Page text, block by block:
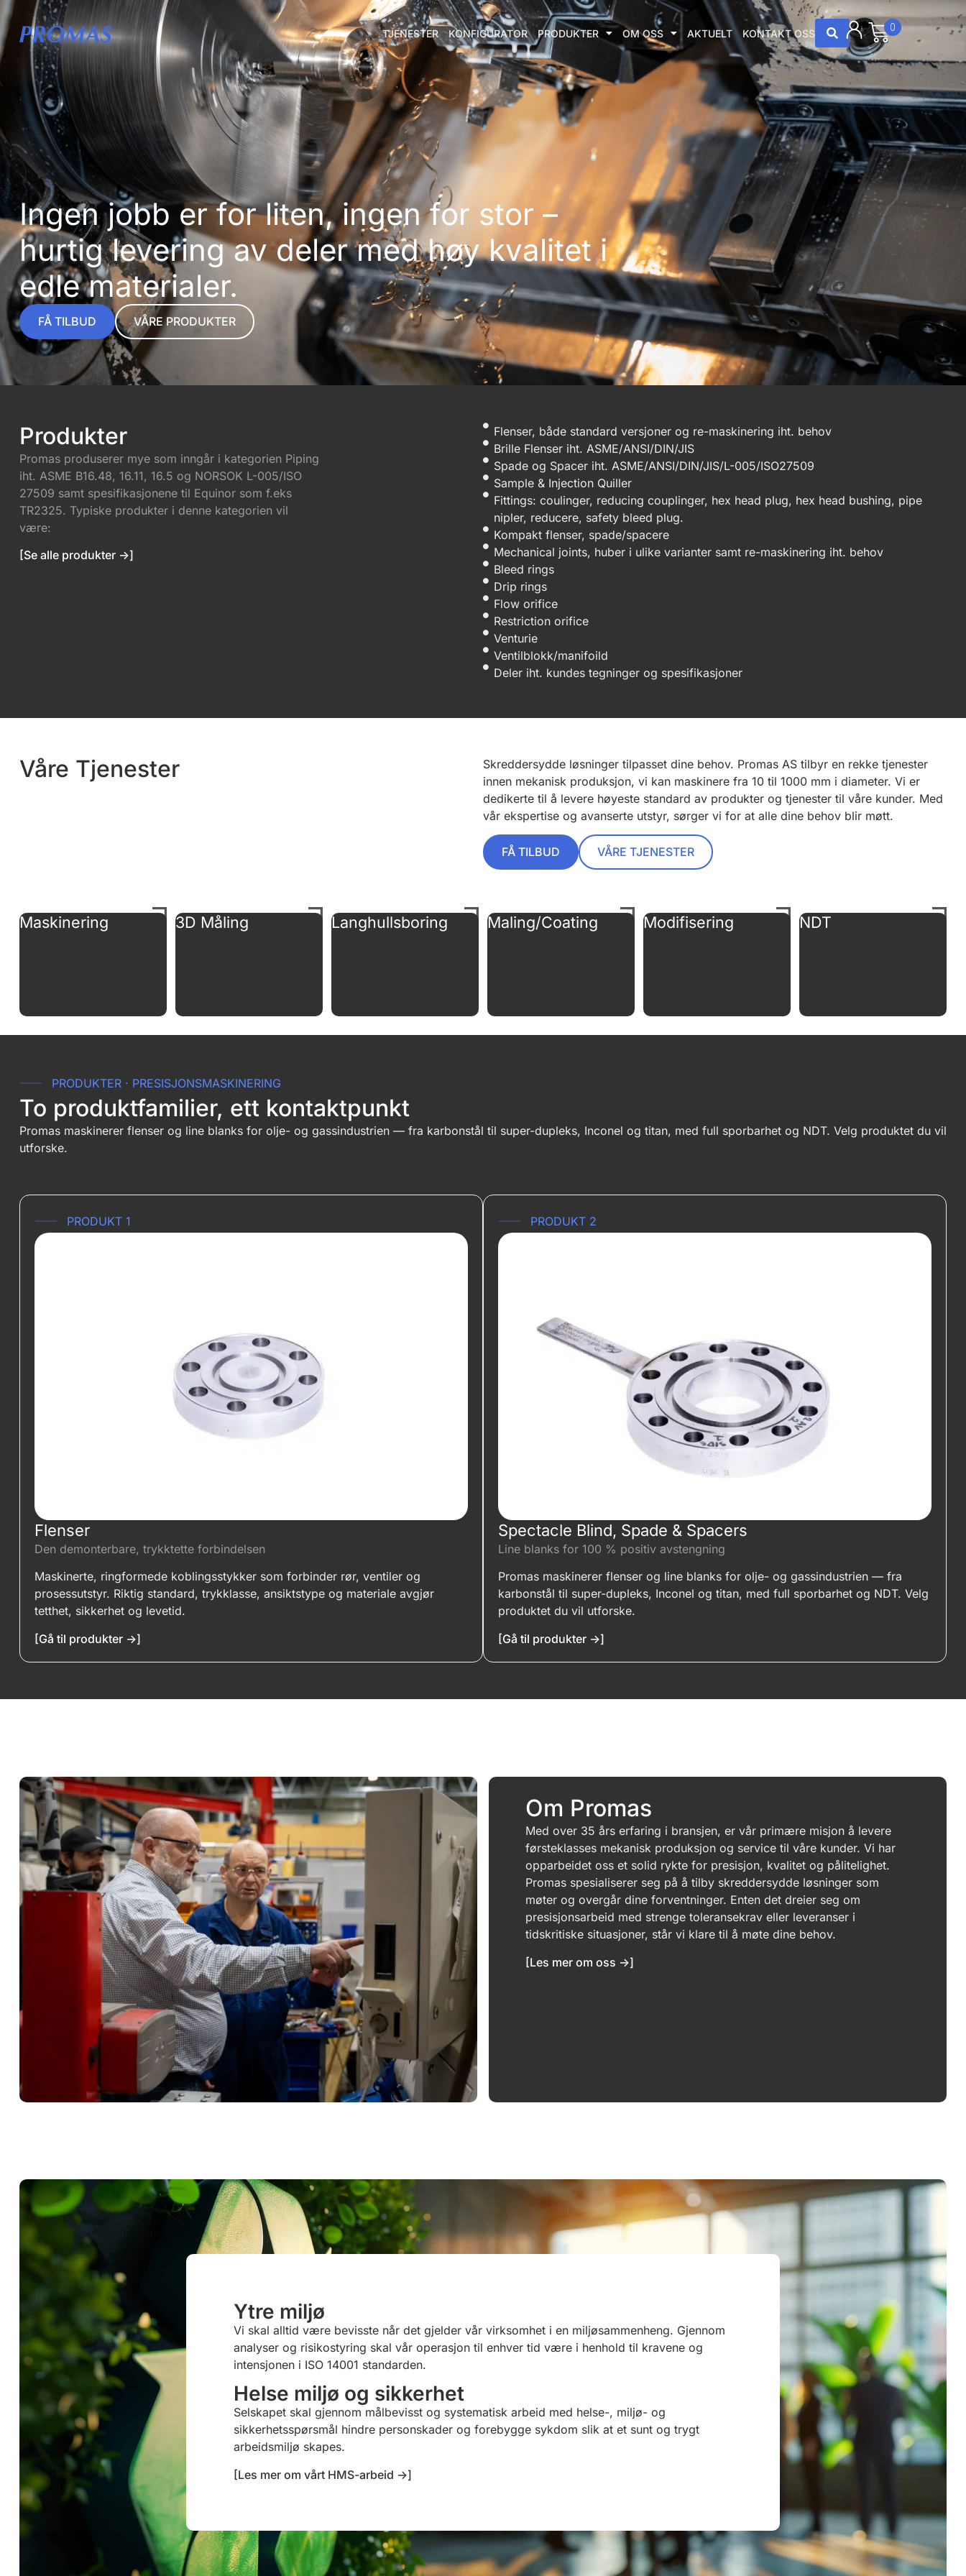
TJENESTER KONFIGURATOR PRODUKTER OM OSS AKTUELT KONTAKT OSS 0
Ingen jobb er for liten, ingen for stor –
hurtig levering av deler med høy kvalitet i
edle materialer.
FÅ TILBUD VÅRE PRODUKTER
Produkter
Promas produserer mye som inngår i kategorien Piping
iht. ASME B16.48, 16.11, 16.5 og NORSOK L-005/ISO
27509 samt spesifikasjonene til Equinor som f.eks
TR2325. Typiske produkter i denne kategorien vil
være:
[Se alle produkter ->]
Flenser, både standard versjoner og re-maskinering iht. behov
Brille Flenser iht. ASME/ANSI/DIN/JIS
Spade og Spacer iht. ASME/ANSI/DIN/JIS/L-005/ISO27509
Sample & Injection Quiller
Fittings: coulinger, reducing couplinger, hex head plug, hex head bushing, pipe
nipler, reducere, safety bleed plug.
Kompakt flenser, spade/spacere
Mechanical joints, huber i ulike varianter samt re-maskinering iht. behov
Bleed rings
Drip rings
Flow orifice
Restriction orifice
Venturie
Ventilblokk/manifoild
Deler iht. kundes tegninger og spesifikasjoner
Våre Tjenester
Skreddersydde løsninger tilpasset dine behov. Promas AS tilbyr en rekke tjenester
innen mekanisk produksjon, vi kan maskinere fra 10 til 1000 mm i diameter. Vi er
dedikerte til å levere høyeste standard av produkter og tjenester til våre kunder. Med
vår ekspertise og avanserte utstyr, sørger vi for at alle dine behov blir møtt.
FÅ TILBUD VÅRE TJENESTER
Maskinering 3D Måling Langhullsboring Maling/Coating Modifisering NDT
PRODUKTER · PRESISJONSMASKINERING
To produktfamilier, ett kontaktpunkt
Promas maskinerer flenser og line blanks for olje- og gassindustrien — fra karbonstål til super-dupleks, Inconel og titan, med full sporbarhet og NDT. Velg produktet du vil
utforske.
PRODUKT 1
Flenser
Den demonterbare, trykktette forbindelsen
Maskinerte, ringformede koblingsstykker som forbinder rør, ventiler og
prosessutstyr. Riktig standard, trykklasse, ansiktstype og materiale avgjør
tetthet, sikkerhet og levetid.
[Gå til produkter ->]
PRODUKT 2
Spectacle Blind, Spade & Spacers
Line blanks for 100 % positiv avstengning
Promas maskinerer flenser og line blanks for olje- og gassindustrien — fra
karbonstål til super-dupleks, Inconel og titan, med full sporbarhet og NDT. Velg
produktet du vil utforske.
[Gå til produkter ->]
Om Promas
Med over 35 års erfaring i bransjen, er vår primære misjon å levere
førsteklasses mekanisk produksjon og service til våre kunder. Vi har
opparbeidet oss et solid rykte for presisjon, kvalitet og pålitelighet.
Promas spesialiserer seg på å tilby skreddersydde løsninger som
møter og overgår dine forventninger. Enten det dreier seg om
presisjonsarbeid med strenge toleransekrav eller leveranser i
tidskritiske situasjoner, står vi klare til å møte dine behov.
[Les mer om oss ->]
Ytre miljø
Vi skal alltid være bevisste når det gjelder vår virksomhet i en miljøsammenheng. Gjennom
analyser og risikostyring skal vår operasjon til enhver tid være i henhold til kravene og
intensjonen i ISO 14001 standarden.
Helse miljø og sikkerhet
Selskapet skal gjennom målbevisst og systematisk arbeid med helse-, miljø- og
sikkerhetsspørsmål hindre personskader og forebygge sykdom slik at et sunt og trygt
arbeidsmiljø skapes.
[Les mer om vårt HMS-arbeid ->]
Navn*
Telefon*
Drag & Drop Files,Choose Files to Upload
Send inn